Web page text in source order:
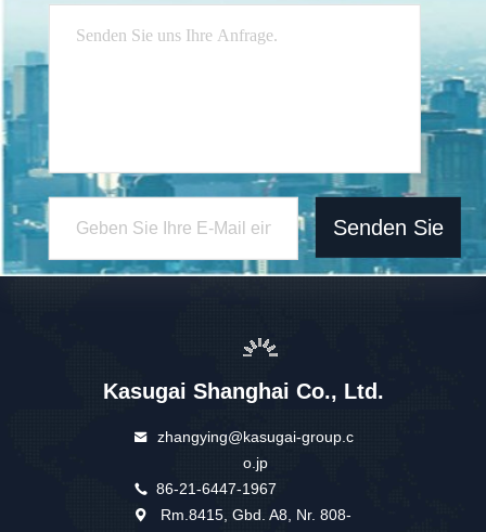
Senden Sie
Kasugai Shanghai Co., Ltd.
zhangying@kasugai-group.c
o.jp
86-21-6447-1967
Rm.8415, Gbd. A8, Nr. 808-